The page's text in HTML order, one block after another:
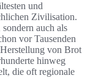
und
Zivilisation.
auch als
vor Tausenden
von Brot
hinweg
die oft regionale